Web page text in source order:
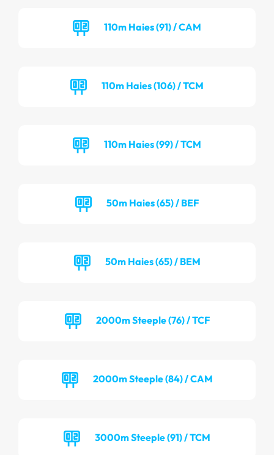
110m Haies (91) / CAM
110m Haies (106) / TCM
110m Haies (99) / TCM
50m Haies (65) / BEF
50m Haies (65) / BEM
2000m Steeple (76) / TCF
2000m Steeple (84) / CAM
3000m Steeple (91) / TCM